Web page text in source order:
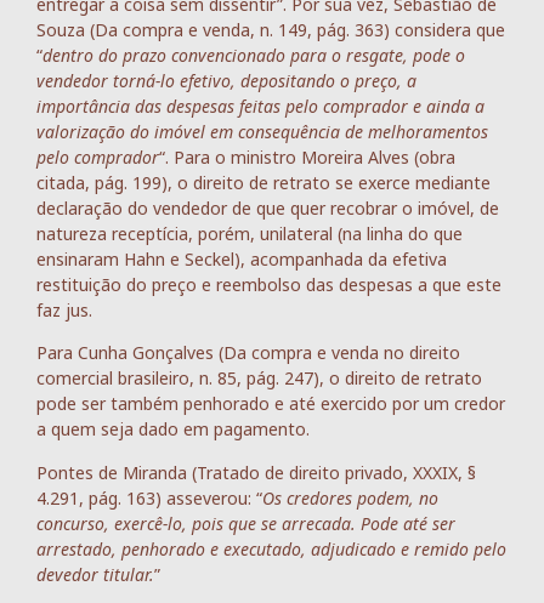
Souza (Da compra e venda, n. 149, pág. 363) considera que
“dentro do prazo convencionado para o resgate, pode o
vendedor torná-lo efetivo, depositando o preço, a
importância das despesas feitas pelo comprador e ainda a
valorização do imóvel em consequência de melhoramentos
pelo comprador“. Para o ministro Moreira Alves (obra
citada, pág. 199), o direito de retrato se exerce mediante
declaração do vendedor de que quer recobrar o imóvel, de
natureza receptícia, porém, unilateral (na linha do que
ensinaram Hahn e Seckel), acompanhada da efetiva
restituição do preço e reembolso das despesas a que este
faz jus.
Para Cunha Gonçalves (Da compra e venda no direito
comercial brasileiro, n. 85, pág. 247), o direito de retrato
pode ser também penhorado e até exercido por um credor
a quem seja dado em pagamento.
Pontes de Miranda (Tratado de direito privado, XXXIX, §
4.291, pág. 163) asseverou: “Os credores podem, no
concurso, exercê-lo, pois que se arrecada. Pode até ser
arrestado, penhorado e executado, adjudicado e remido pelo
devedor titular.”